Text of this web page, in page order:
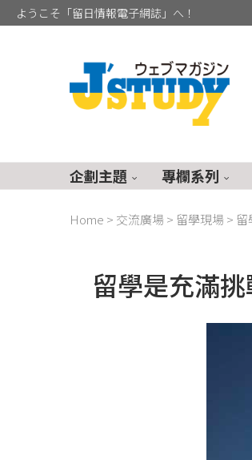
ようこそ「留日情報電子網誌」へ！
企劃主題 專欄系列
Home > 交流廣場 > 留學現場 > 留
留學是充滿